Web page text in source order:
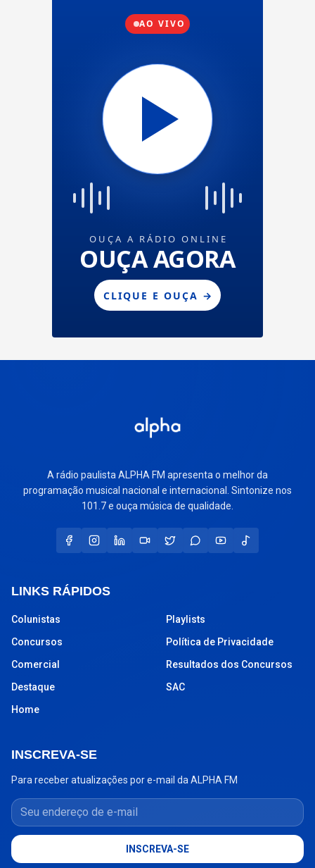
A rádio paulista ALPHA FM apresenta o melhor da
programação musical nacional e internacional. Sintonize nos
101.7 e ouça música de qualidade.
LINKS RÁPIDOS
Colunistas
Concursos
Comercial
Destaque
Home
Playlists
Política de Privacidade
Resultados dos Concursos
SAC
INSCREVA-SE
Para receber atualizações por e-mail da ALPHA FM
Seu endereço de e-mail
INSCREVA-SE